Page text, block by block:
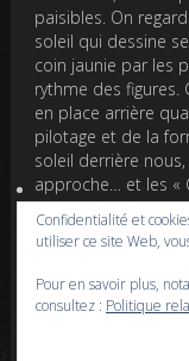
paisibles. On
soleil qui dessine
coin jaunie par les
rythme des figures.
en place arrière
pilotage et de la
soleil derrière
approche… et les «
ça. Au sol les
tableau de bord.
Kts. Dix secondes
commence à
anti-G.
– Ça va ?
Confidentialité et
utiliser ce site Web,
Pour en savoir plus,
consultez : Politique